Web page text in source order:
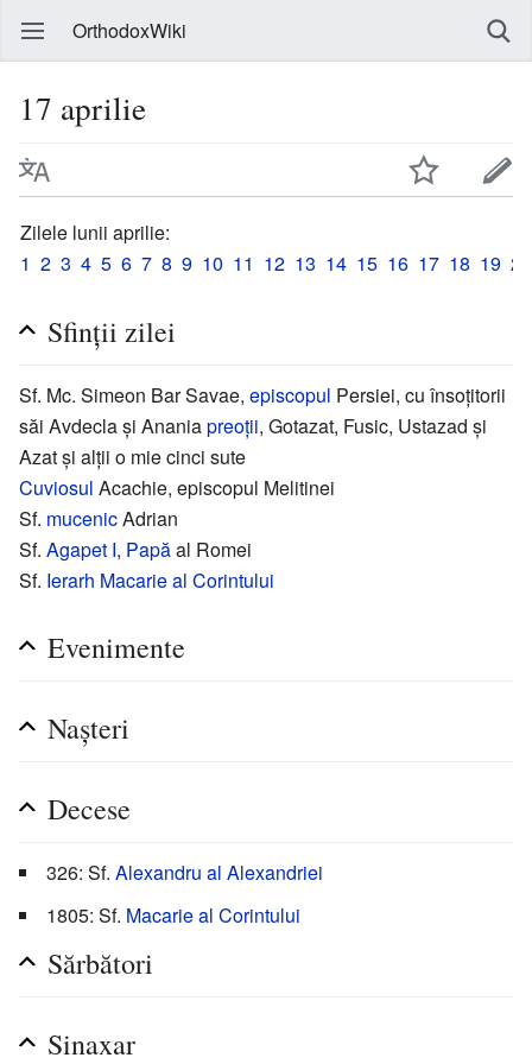
OrthodoxWiki
17 aprilie
Zilele lunii aprilie:
1 2 3 4 5 6 7 8 9 10 11 12 13 14 15 16 17 18 19 20
Sfinții zilei
Sf. Mc. Simeon Bar Savae, episcopul Persiei, cu însoțitorii
săi Avdecla și Ananiapreoții, Gotazat, Fusic, Ustazad și
Azat și alții o mie cinci sute
Cuviosul Acachie, episcopul Melitinei
Sf. mucenicAdrian
Sf. Agapet I, Papăal Romei
Sf. Ierarh Macarie al Corintului
Evenimente
Nașteri
Decese
326: Sf. Alexandru al Alexandriei
1805: Sf. Macarie al Corintului
Sărbători
Sinaxar